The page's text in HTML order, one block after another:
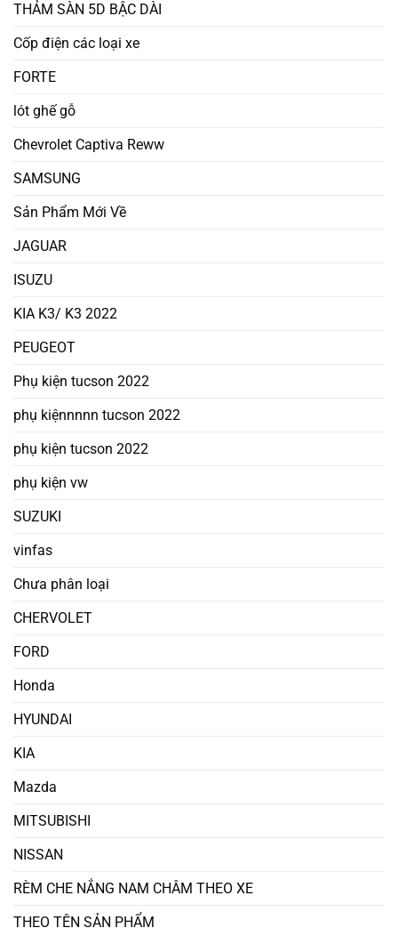
THẢM SÀN 5D BẬC DÀI
Cốp điện các loại xe
FORTE
lót ghế gỗ
Chevrolet Captiva Reww
SAMSUNG
Sản Phẩm Mới Về
JAGUAR
ISUZU
KIA K3/ K3 2022
PEUGEOT
Phụ kiện tucson 2022
phụ kiệnnnnn tucson 2022
phụ kiện tucson 2022
phụ kiện vw
SUZUKI
vinfas
Chưa phân loại
CHERVOLET
FORD
Honda
HYUNDAI
KIA
Mazda
MITSUBISHI
NISSAN
RÈM CHE NẮNG NAM CHÂM THEO XE
THEO TÊN SẢN PHẨM